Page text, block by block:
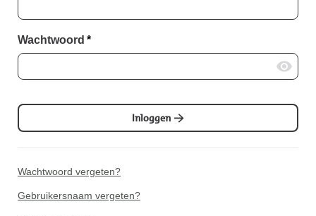
Wachtwoord *
Inloggen
Wachtwoord vergeten?
Gebruikersnaam vergeten?